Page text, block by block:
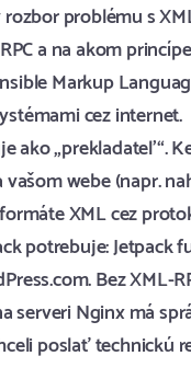
problému s
a na akom
Markup
cez internet.
ako „prekladateľ“.
vašom webe (napr.
XML cez
potrebuje:
Bez XML-
serveri Nginx má
poslať technickú